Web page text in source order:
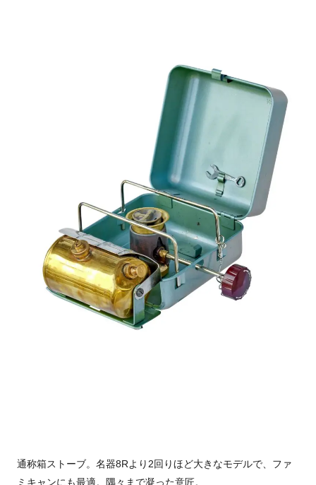
通称箱ストーブ。名器8Rより2回りほど大きなモデルで、ファ
ミキャンにも最適。隅々まで凝った意匠。